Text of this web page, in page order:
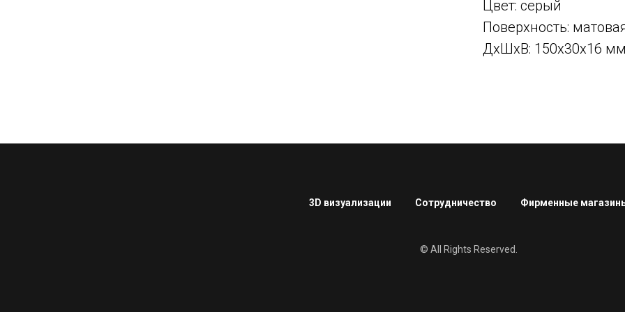
Цвет: серый
Поверхность:
ДxШxВ: 150x30x16 мм
3D визуализации Сотрудничество Фирменные
© All Rights Reserved.